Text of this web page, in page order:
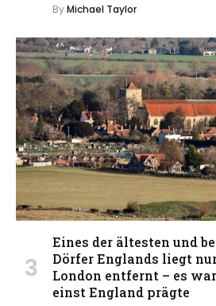
ByMichael Taylor
Eines der ältesten und
Dörfer Englands liegt
London entfernt – es
einst England prägte